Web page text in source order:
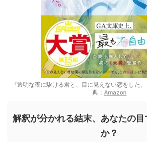
『透明な夜に駆ける君と、目に見えない恋をした
典： Amazon
解釈が分かれる結末、あなたの
か？